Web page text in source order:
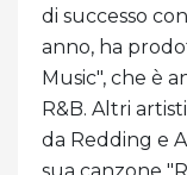
di successo
anno, ha
Music", che è
R&B. Altri
da Redding e